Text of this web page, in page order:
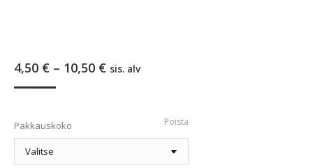
4,50 € – 10,50 €Hintaluokka:
sis. alv
Pakkauskoko Poista